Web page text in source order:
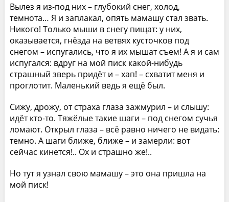
Вылез я из-под них – глубокий снег, холод,
темнота… Я и заплакал, опять мамашу стал звать.
Никого! Только мыши в снегу пищат: у них,
оказывается, гнёзда на ветвях кусточков под
снегом – испугались, что я их мышат съем! А я и сам
испугался: вдруг на мой писк какой-нибудь
страшный зверь придёт и – хап! – схватит меня и
проглотит. Маленький ведь я ещё был.
Сижу, дрожу, от страха глаза зажмурил – и слышу:
идёт кто-то. Тяжёлые такие шаги – под снегом сучья
ломают. Открыл глаза – всё равно ничего не видать:
темно. А шаги ближе, ближе – и замерли: вот
сейчас кинется!.. Ох и страшно же!..
Но тут я узнал свою мамашу – это она пришла на
мой писк!